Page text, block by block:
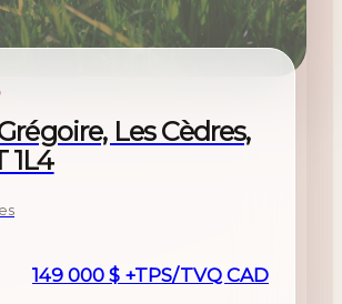
Les Cèdres,
1L4
149 000 $ +TPS/TVQ CAD